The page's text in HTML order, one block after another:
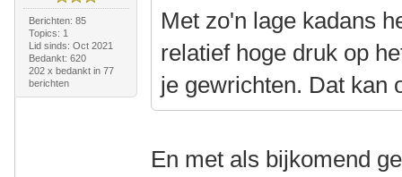
Berichten: 85
Topics: 1
Lid sinds: Oct 2021
Bedankt: 620
202 x bedankt in 77
berichten
Met zo'n lage kadans
relatief hoge druk op
je gewrichten. Dat kan
En met als bijkomend